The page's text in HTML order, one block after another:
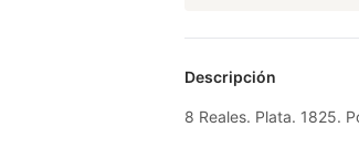
Descripción
8 Reales. Plata. 1825.